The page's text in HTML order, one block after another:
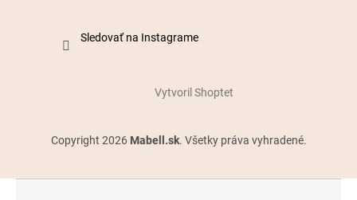
Sledovať na Instagrame
Vytvoril Shoptet
Copyright 2026 Mabell.sk. Všetky práva vyhradené.